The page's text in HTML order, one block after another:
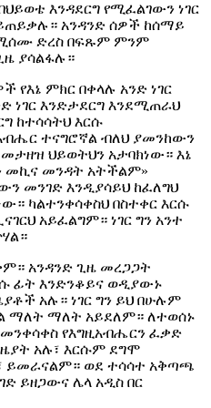
እንዳደርግ የሚፈልገውን ነገር
አንዳንድ ሰዎች ከሰማይ
ድረስ በፍጹም ምንም
ያሳልፋሉ።
የእኔ ምክር በቀላሉ አንድ ነገር
ነገር እንድታደርግ እንደሚጠራህ
ከተሳሳትህ እርሱ
ተናግሮኛል ብለህ ያመንከውን
ህይወትህን አታባክነው። እኔ
መኪና መንዳት አትችልም»
መንገድ እንዲያሳይህ ከፈለግህ
ካልተንቀሳቀስህ በስተቀር እርሱ
አይፈልግም። ነገር ግን አንተ
አንዳንድ ጊዜ መረጋጋት
ፊት እንድንቆይና ወዲያውኑ
አሉ። ነገር ግን ይህ በሁሉም
ማለት ማለት አይደለም። ለተወሰኑ
የእግዚአብሔርን ፈቃድ
አሉ፣ እርሱም ደግሞ
ይመራናልም። ወደ ተሳሳተ አቅጣጫ
ይዘጋውና ሌላ አዲስ በር